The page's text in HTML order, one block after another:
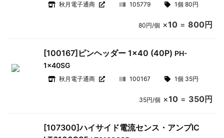
秋月電子通商 105779 1個 80円
80円/個 ×10= 800円
[100167]ピンヘッダー 1×40 (40P) PH-
1x40SG
秋月電子通商 100167 1個 35円
35円/個 ×10= 350円
[107300]ハイサイド電流センス・アンプIC